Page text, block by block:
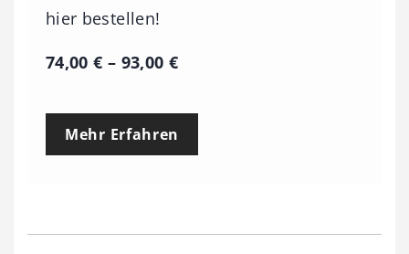
hier bestellen!
74,00€ – 93,00 €P
e
p
Mehr Erfahren